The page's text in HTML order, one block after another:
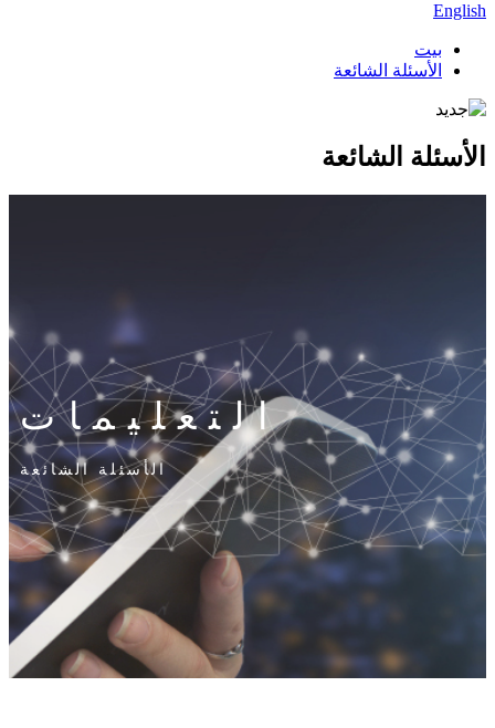
English
بيت
الأسئلة الشائعة
الأسئلة الشائعة
التعليمات
الأسئلة الشائعة